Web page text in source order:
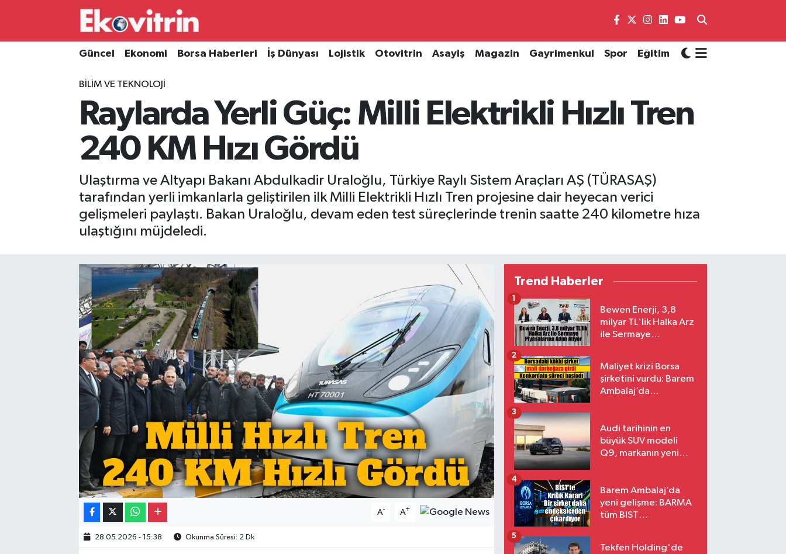
Güncel Ekonomi Borsa Haberleri İş Dünyası Lojistik Otovitrin Asayiş Magazin Gayrimenkul Spor Eğitim
BILIM VE TEKNOLOJI
Raylarda Yerli Güç: Milli Elektrikli Hızlı Tren
240 KM Hızı Gördü
Ulaştırma ve Altyapı Bakanı Abdulkadir Uraloğlu, Türkiye Raylı Sistem Araçları AŞ (TÜRASAŞ)
tarafından yerli imkanlarla geliştirilen ilk Milli Elektrikli Hızlı Tren projesine dair heyecan verici
gelişmeleri paylaştı. Bakan Uraloğlu, devam eden test süreçlerinde trenin saatte 240 kilometre hıza
ulaştığını müjdeledi.
A- A+
28.05.2026 - 15:38 Okunma Süresi: 2 Dk
Trend Haberler
Bewen Enerji, 3,8
milyar TL'lik Halka Arz
ile Sermaye
1
Maliyet krizi Borsa
şirketini vurdu: Barem
Ambalaj’da
2
Audi tarihinin en
büyük SUV modeli
Q9, markanın yeni
3
Barem Ambalaj’da
yeni gelişme: BARMA
tüm BIST
4
Tekfen Holding'de
5
Güncel
Borsa Haberleri
Gayrimenkul
Hava Durumu
Süper Lig Puan Durumu ve Fikstür
Tüm Manşetler
Son Dakika Haberleri
Haber Arşivi